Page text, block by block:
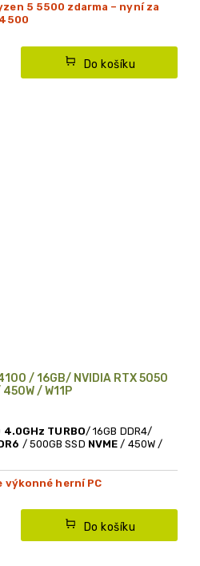
Do košíku
5 5500 zdarma – nyní za
/ 16GB/ NVIDIA RTX 5050
/ W11P
Do košíku
4.0GHz TURBO/ 16GB DDR4/
/ 500GB SSD NVME / 450W /
výkonné herní PC